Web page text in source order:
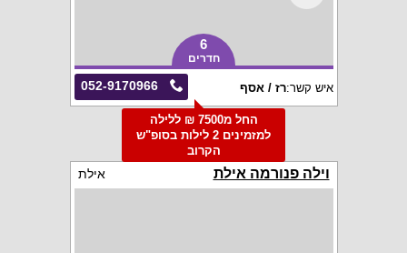
6
חדרים
052-9170966 איש קשר:רז / אסף
החל מ7500 ₪ ללילה
למזמינים 2 לילות בסופ"ש
הקרוב
וילה פנורמה אילת אילת